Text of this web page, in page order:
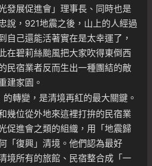
發展促進會」理事長、同時也是
說，921地震之後，山上的人經過
自己還能活著實在是太幸運了，
在碧莉絲颱風把大家吹得東倒西
民宿業者反而生出一種團結的敵
建家園。
轉變，是清境再紅的最大關鍵。
位從外地來這裡打拚的民宿業
促進會之類的組織，用「地震歸
「復興」清境。他們認為最好
境所有的旅館、民宿整合成「一